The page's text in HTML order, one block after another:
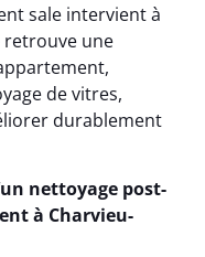
sale intervient à
retrouve une
de vitres,
durablement
nettoyage post-
à Charvieu-